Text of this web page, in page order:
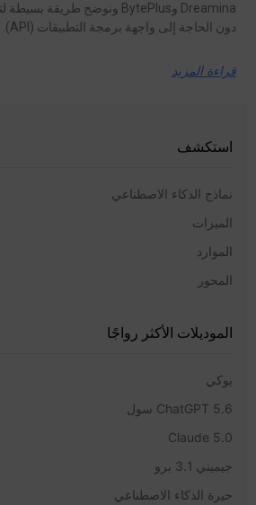
دون الحاجة إلى واجهة برمجة التطبيقات (API).
قراءة المزيد
استكشف
نماذج الذكاء الاصطناعي
الميزات
الموارد
المحور
الموديلات الأكثر رواجًا
يوكي
ChatGPT 5.6 سول
Claude 5.0
جيميني 3.1 برو
حيرة الذكاء الاصطناعي